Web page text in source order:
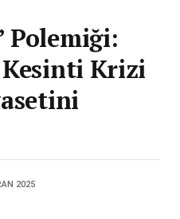
Polemiği:
Krizi
2025